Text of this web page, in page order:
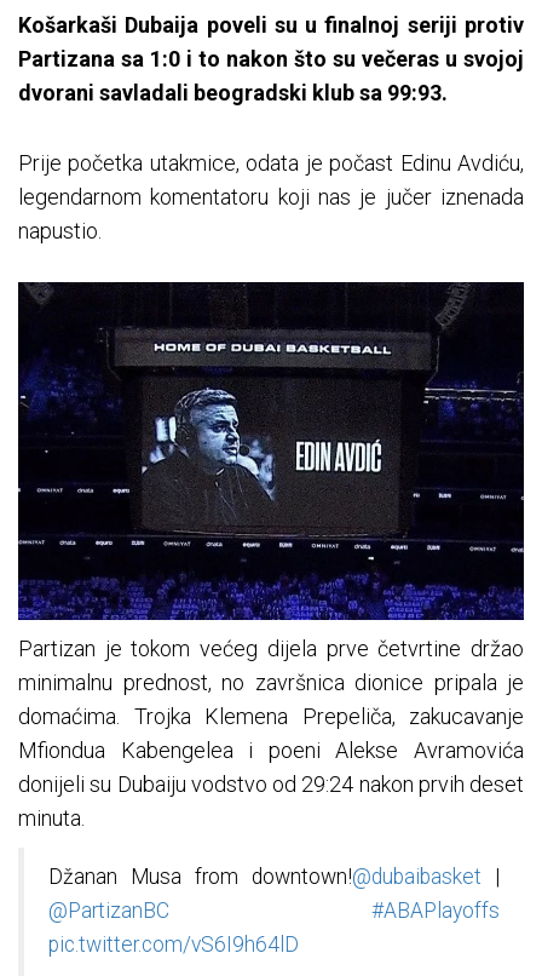
Košarkaši Dubaija poveli su u finalnoj seriji protiv
Partizana sa 1:0 i to nakon što su večeras u svojoj
dvorani savladali beogradski klub sa 99:93.
Prije početka utakmice, odata je počast Edinu Avdiću,
legendarnom komentatoru koji nas je jučer iznenada
napustio.
Partizan je tokom većeg dijela prve četvrtine držao
minimalnu prednost, no završnica dionice pripala je
domaćima. Trojka Klemena Prepeliča, zakucavanje
Mfiondua Kabengelea i poeni Alekse Avramovića
donijeli su Dubaiju vodstvo od 29:24 nakon prvih deset
minuta.
Džanan Musa from downtown!@dubaibasket |
@PartizanBC
#ABAPlayoffs
pic.twitter.com/vS6I9h64lD